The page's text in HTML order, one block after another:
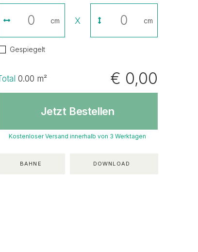
cm X cm
Gespiegelt
0.00 m² € 0,00
Jetzt Bestellen
Kostenloser Versand innerhalb von 3 Werktagen
BAHNE DOWNLOAD